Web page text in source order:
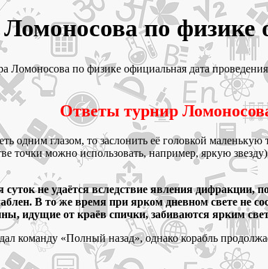
по физике
Ломоносова по физике официальная дата
Ответы турнир
одним глазом, то заслонить её головкой
точки можно использовать, например, яркую
не удаётся вследствие явления дифракции,
В то же время при ярком дневном свете не
идущие от краёв спички, забиваются ярким
команду «Полный назад», однако корабль